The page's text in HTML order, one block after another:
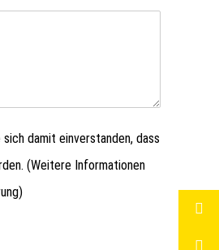
damit einverstanden, dass
(Weitere Informationen
)